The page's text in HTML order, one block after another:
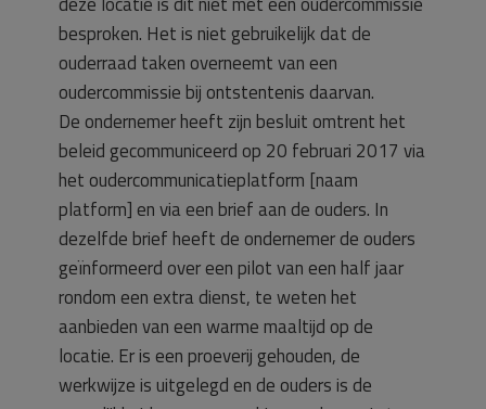
besproken. Het is niet gebruikelijk dat de
ouderraad taken overneemt van een
oudercommissie bij ontstentenis daarvan.
De ondernemer heeft zijn besluit omtrent het
beleid gecommuniceerd op 20 februari 2017 via
het oudercommunicatieplatform [naam
platform] en via een brief aan de ouders. In
dezelfde brief heeft de ondernemer de ouders
geïnformeerd over een pilot van een half jaar
rondom een extra dienst, te weten het
aanbieden van een warme maaltijd op de
locatie. Er is een proeverij gehouden, de
werkwijze is uitgelegd en de ouders is de